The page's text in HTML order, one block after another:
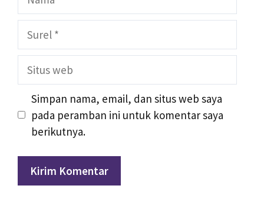
Surel
Situs
Simpan nama, email, dan situs web saya
pada peramban ini untuk komentar saya
berikutnya.